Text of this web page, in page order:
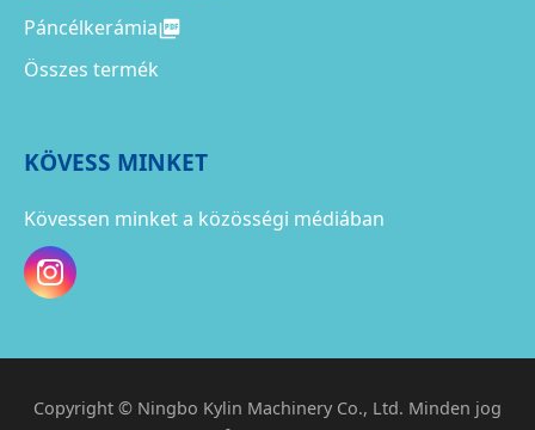
Páncélkerámia
Összes termék
KÖVESS MINKET
Kövessen minket a közösségi médiában
Copyright © Ningbo Kylin Machinery Co., Ltd. Minden jog